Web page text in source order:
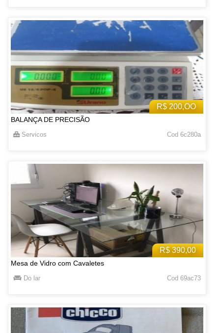
R$ 200,OO
BALANÇA DE PRECISÃO
Servicos Cod 6c280a
R$ 390,00
Mesa de Vidro com Cavaletes
Do lar Cod 69ac73